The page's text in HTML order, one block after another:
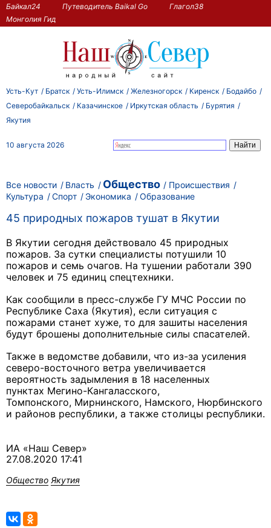
Байкал24 Путеводитель Baikal Go
Глагол38
Монголия Гид
Усть-Кут Братск Усть-Илимск Железногорск Киренск
Бодайбо
Северобайкальск
Казачинское Иркутская область
Бурятия
Якутия
10 августа 2026
Все новости Власть Общество
Происшествия
Культура
Спорт Экономика Образование
45 природных пожаров тушат в Якутии
В Якутии сегодня действовало 45 природных
пожаров. За сутки специалисты потушили 10
пожаров и семь очагов. На тушении работали 390
человек и 75 единиц спецтехники.
Как сообщили в пресс-службе ГУ МЧС России по
Республике Саха (Якутия), если ситуация с
пожарами станет хуже, то для зашиты населения
будут брошены дополнительные силы спасателей.
Также в ведомстве добавили, что из-за усиления
северо-восточного ветра увеличивается
вероятность задымления в 18 населенных
пунктах Мегино-Кангаласского,
Томпонского, Мирнинского, Намского, Нюрбинского
и районов республики, а также столицы республики.
ИА «Наш Север»
27.08.2020 17:41
Общество Якутия